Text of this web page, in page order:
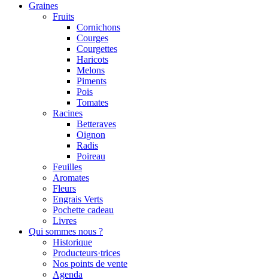
Graines
Fruits
Cornichons
Courges
Courgettes
Haricots
Melons
Piments
Pois
Tomates
Racines
Betteraves
Oignon
Radis
Poireau
Feuilles
Aromates
Fleurs
Engrais Verts
Pochette cadeau
Livres
Qui sommes nous ?
Historique
Producteurs·trices
Nos points de vente
Agenda